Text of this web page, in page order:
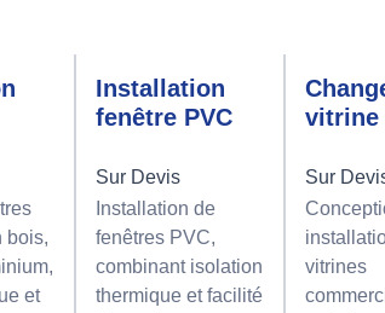
bois,
et
Installation
fenêtre PVC
Sur Devis
Installation de
fenêtres PVC,
combinant isolation
thermique et facilité
vitrine
Sur
vitrines